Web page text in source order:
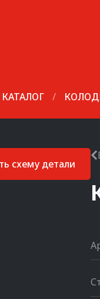
КАТАЛОГ /
схему детали